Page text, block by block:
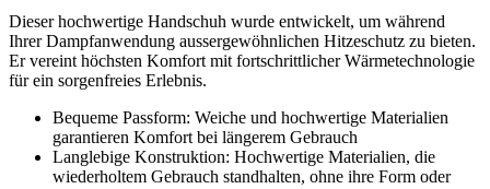
Dieser hochwertige Handschuh wurde entwickelt, um während
Ihrer Dampfanwendung aussergewöhnlichen Hitzeschutz zu bieten.
Er vereint höchsten Komfort mit fortschrittlicher Wärmetechnologie
für ein sorgenfreies Erlebnis.
Bequeme Passform: Weiche und hochwertige Materialien
garantieren Komfort bei längerem Gebrauch
Langlebige Konstruktion: Hochwertige Materialien, die
wiederholtem Gebrauch standhalten, ohne ihre Form oder